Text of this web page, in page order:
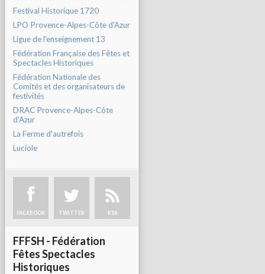
Festival Historique 1720
LPO Provence-Alpes-Côte d'Azur
Ligue de l'enseignement 13
Fédération Française des Fêtes et
Spectacles Historiques
Fédération Nationale des
Comités et des organisateurs de
festivités
DRAC Provence-Alpes-Côte
d'Azur
La Ferme d'autrefois
Luciole
FACEBOOK TWITTER RSS
FFFSH - Fédération
Fêtes Spectacles
Historiques